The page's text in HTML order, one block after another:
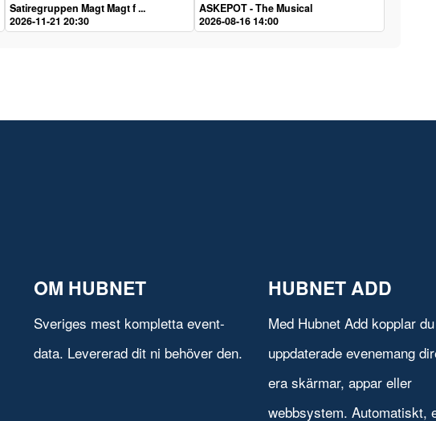
Satiregruppen Magt Magt f ...
2026-11-21 20:30
ASKEPOT - The Musical
2026-08-16 14:00
OM HUBNET
Sveriges mest kompletta event-
data. Levererad dit ni behöver den.
HUBNET ADD
Med Hubnet Add kopplar
uppdaterade evenemang
era skärmar, appar eller
webbsystem. Automatiskt,